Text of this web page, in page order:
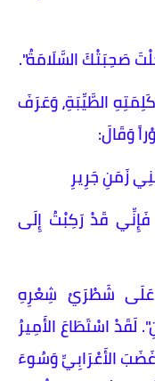
صَحِبَتْكَ السَّلَامَةُ".
الطَّيِّبَةِ، وَعَرَفَ
وَقَالَ:
زَمَنِ جَرِيرِ
قَدْ رَكِبْتُ إِلَى
عَلَى شَطْرَيْ شِعْرِهِ
لَقَدْ اسْتَطَاعَ الأَمِيرُ
الأَعْرَابِيِّ وَسُوءَ